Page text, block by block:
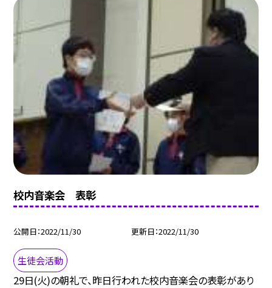
校内音楽会 表彰
公開日 2022/11/30 更新日 2022/11/30
生徒会活動
29日(火)の朝礼で、昨日行われた校内音楽会の表彰があり